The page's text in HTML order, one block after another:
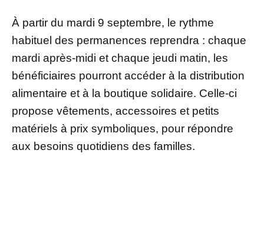
À partir du mardi 9 septembre, le rythme
habituel des permanences reprendra : chaque
mardi après-midi et chaque jeudi matin, les
bénéficiaires pourront accéder à la distribution
alimentaire et à la boutique solidaire. Celle-ci
propose vêtements, accessoires et petits
matériels à prix symboliques, pour répondre
aux besoins quotidiens des familles.